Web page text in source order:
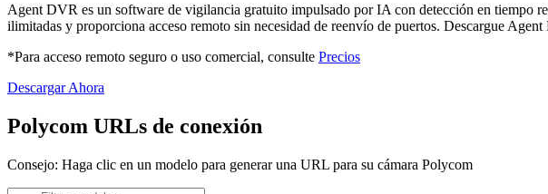
Agent DVR es un software de vigilancia gratuito impulsado por IA con detección en tiempo
ilimitadas y proporciona acceso remoto sin necesidad de reenvío de puertos. Descargue
*Para acceso remoto seguro o uso comercial, consulte Precios
Descargar Ahora
Polycom URLs de conexión
Consejo: Haga clic en un modelo para generar una URL para su cámara Polycom